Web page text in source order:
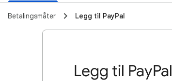
Betalingsmåter Legg til PayPal
Legg til PayPal